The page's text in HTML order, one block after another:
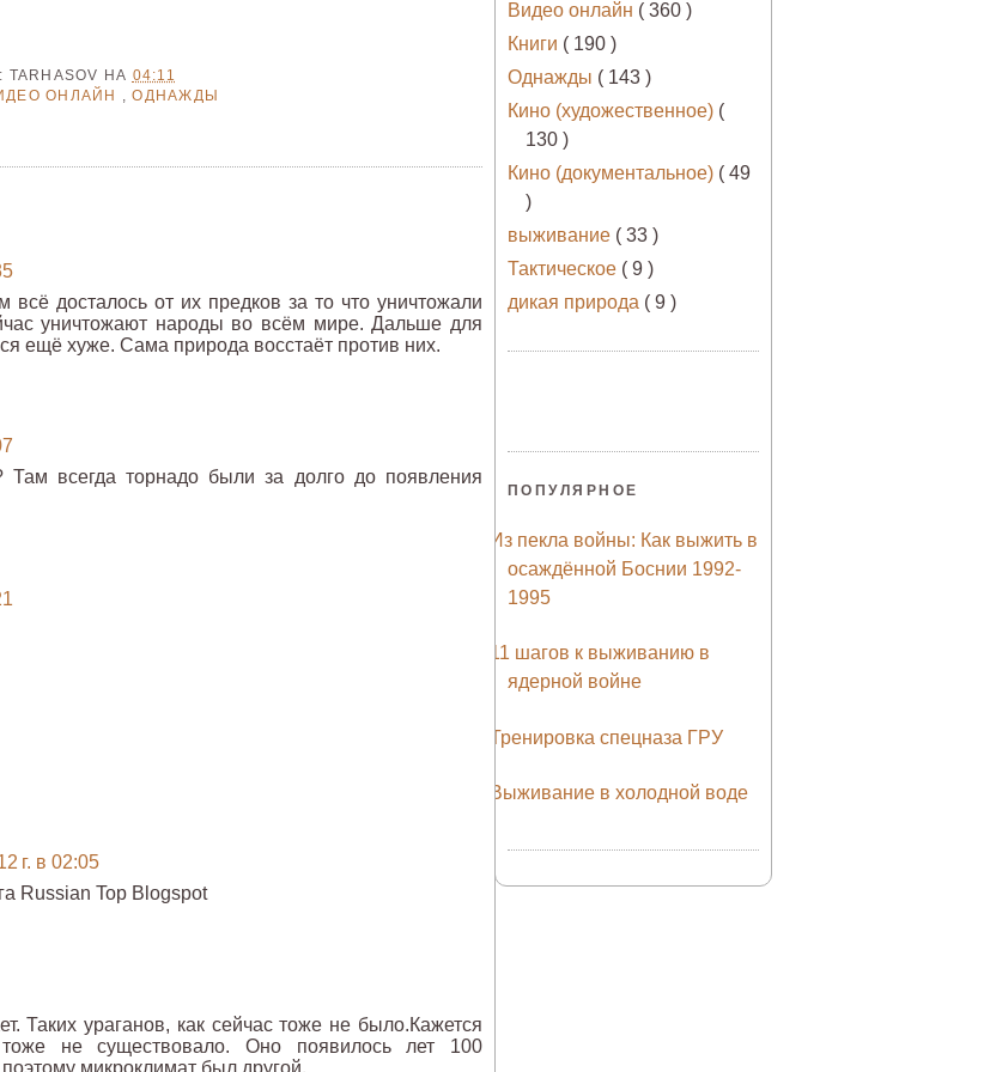
TARHASOV НА 04:11
ОНЛАЙН ,ОДНАЖДЫ
всё досталось от их предков за то что уничтожали
уничтожают народы во всём мире. Дальше для
ещё хуже. Сама природа восстаёт против них.
всегда торнадо были за долго до появления
г. в 02:05
Russian Top Blogspot
Таких ураганов, как сейчас тоже не было.Кажется
не существовало. Оно появилось лет 100
Видео онлайн ( 360 )
Книги ( 190 )
Однажды ( 143 )
Кино (художественное) (
130 )
Кино (документальное) ( 49
)
выживание ( 33 )
Тактическое ( 9 )
дикая природа ( 9 )
ПОПУЛЯРНОЕ
Из пекла войны: Как выжить в
осаждённой Боснии 1992-
1995
11 шагов к выживанию в
ядерной войне
Тренировка спецназа ГРУ
Выживание в холодной воде